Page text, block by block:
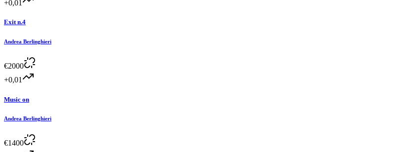
+0,01
Exit n.4
Andrea Berlinghieri
€2000
+0,01
Music on
Andrea Berlinghieri
€1400